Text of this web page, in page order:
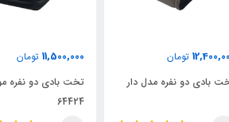
11,500,000
تخت بادی دو نفره مواج کد
9,600,000
تخت